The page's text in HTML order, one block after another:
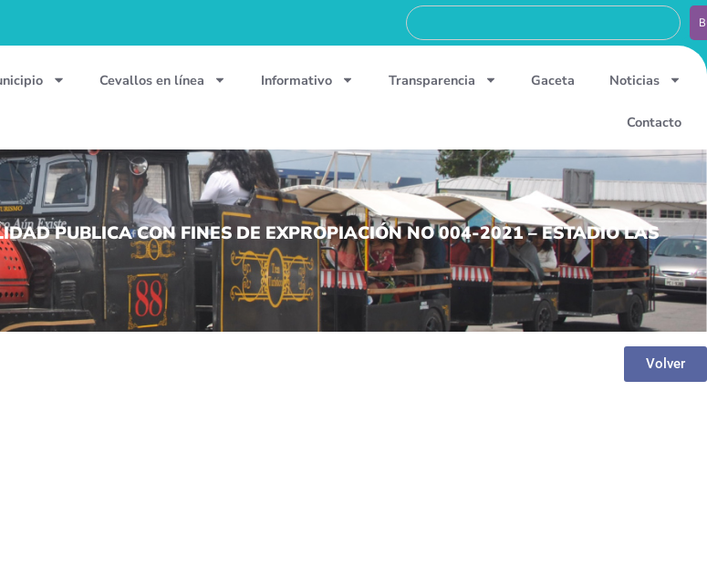
Cevallos en línea Informativo Transparencia Gaceta Noticias
Contacto
PUBLICA CON FINES DE EXPROPIACIÓN NO 004-2021 – ESTADIO LAS
Volver